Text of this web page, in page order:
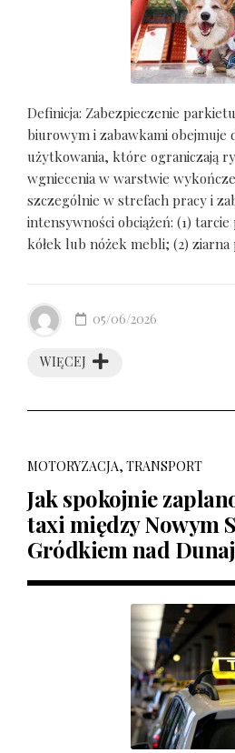
Definicja: Zabezpieczenie
biurowym i zabawkami obejmuje
użytkowania, które ograniczają
wgniecenia w warstwie
szczególnie w strefach pracy i
intensywności obciążeń: (1)
kółek lub nóżek mebli; (2) ziarna
WIĘCEJ
05/06/2026
MOTORYZACJA, TRANSPORT
Jak spokojnie
taxi między Nowym
Gródkiem nad